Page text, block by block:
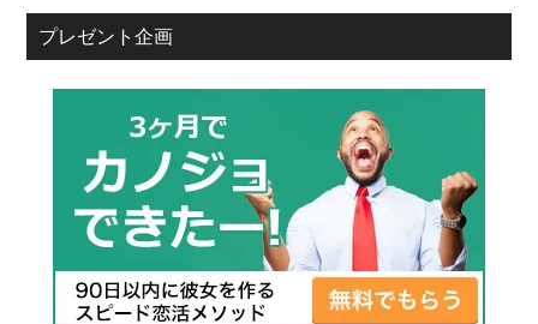
プレゼント企画